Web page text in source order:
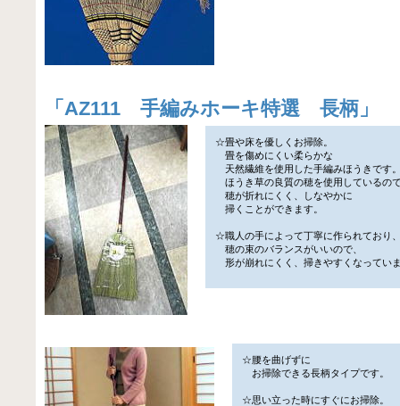
「 AZ111 手編みホーキ特選 長柄 」
☆畳や床を優しくお掃除。
畳を傷めにくい柔らかな
天然繊維を使用した手編みほうきです
ほうき草の良質の穂を使用しているの
穂が折れにくく、しなやかに
掃くことができます。
☆職人の手によって丁寧に作られており
穂の束のバランスがいいので、
形が崩れにくく、掃きやすくなってい
☆腰を曲げずに
お掃除できる長柄タイプです。
☆思い立った時にすぐにお掃除。